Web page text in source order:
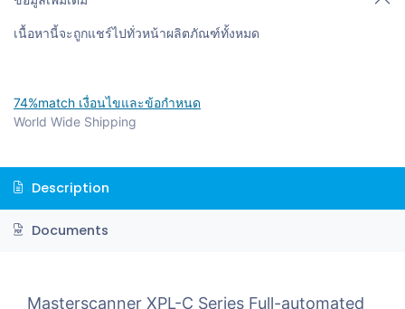
เนื้อหานี้จะถูกแชร์ไปทั่วหน้าผลิตภัณฑ์ทั้งหมด
74%match เงื่อนไขและข้อกำหนด
World Wide Shipping
Description
Documents
Masterscanner XPL-C Series Full-automated